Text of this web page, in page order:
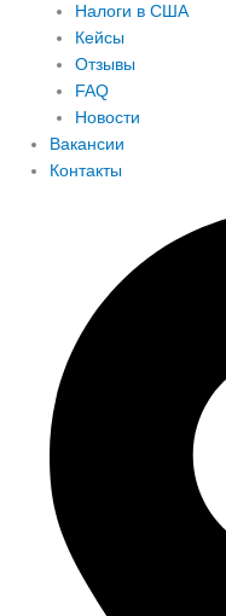
Налоги в США
Кейсы
Отзывы
FAQ
Новости
Вакансии
Контакты